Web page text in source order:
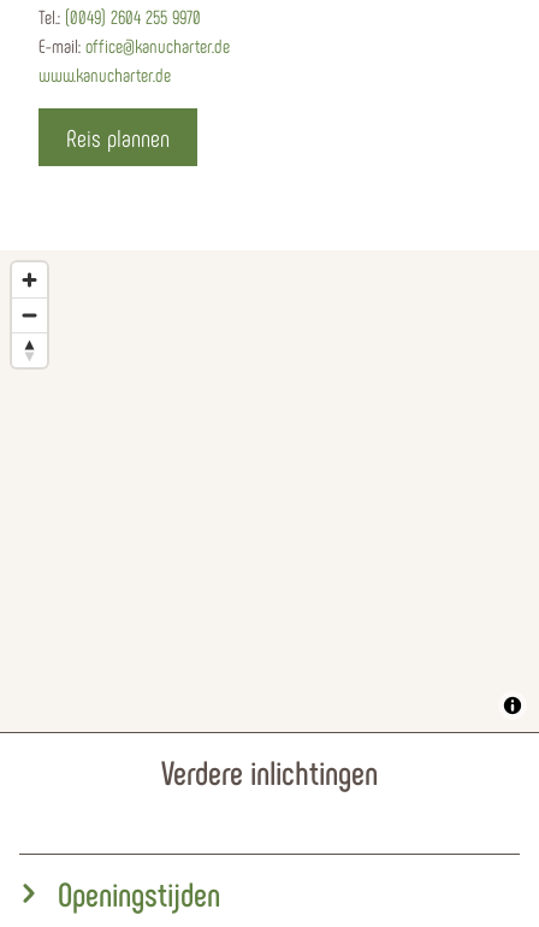
Tel.: (0049) 2604 255 9970
E-mail: office@kanucharter.de
www.kanucharter.de
Reis plannen
Verdere inlichtingen
Openingstijden